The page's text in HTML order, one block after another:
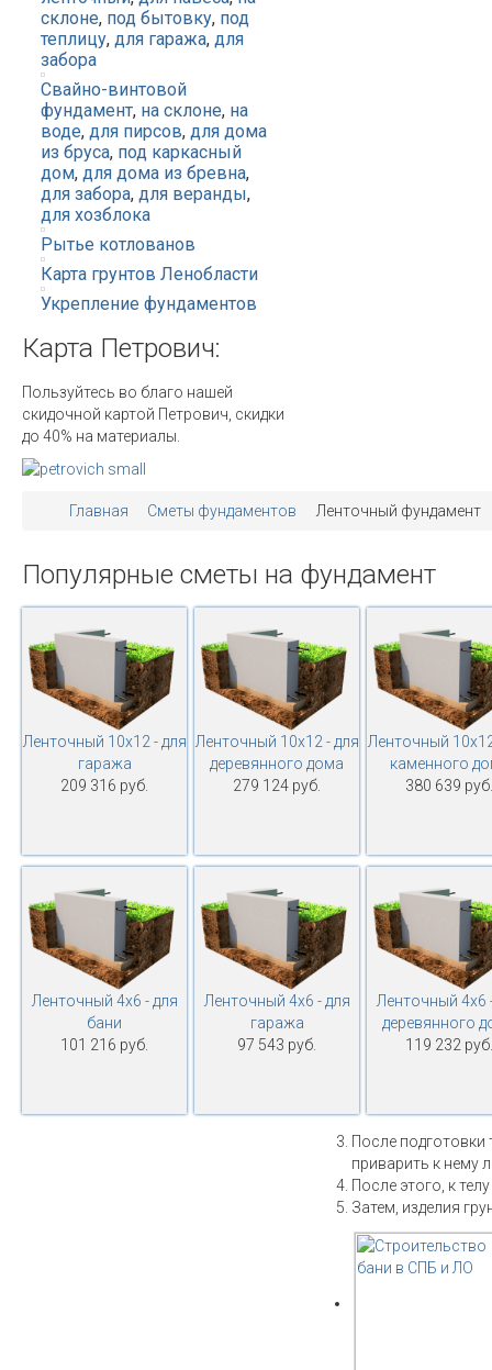
склоне, под бытовку, под
теплицу, для гаража, для
забора
Свайно-винтовой
фундамент, на склоне, на
воде, для пирсов, для дома
из бруса, под каркасный
дом, для дома из бревна,
для забора, для веранды,
для хозблока
Рытье котлованов
Карта грунтов Ленобласти
Укрепление фундаментов
Карта Петрович:
Пользуйтесь во благо нашей
скидочной картой Петрович, скидки
до 40% на материалы.
Главная Сметы фундаментов Ленточный фундамент
Популярные сметы на фундамент
Ленточный 10х12 - для
гаража
209 316 руб.
Ленточный 10х12 - для
деревянного дома
279 124 руб.
Ленточный
каменного
380 639 руб.
Ленточный 4х6 - для
бани
101 216 руб.
Ленточный 4х6 - для
гаража
97 543 руб.
Ленточный 4х6
деревянного
119 232 руб.
После подготовки
приварить к нему
После этого, к
Затем, изделия